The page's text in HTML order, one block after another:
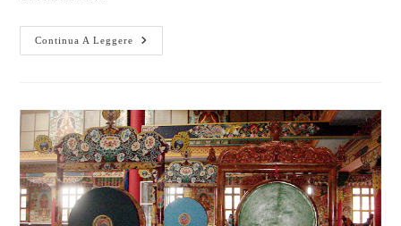
Continua A Leggere